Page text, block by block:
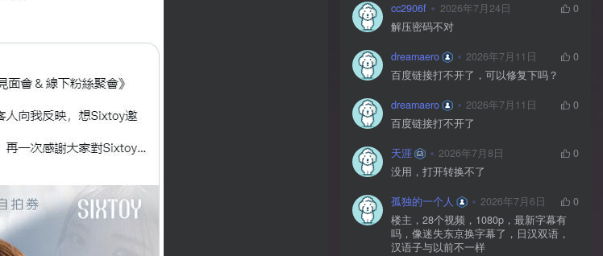
cc2906f 2026年7月24日
0
解压密码不对
dreamaero 2026年7月11日
0
百度链接打不开了，可以修复下吗？
dreamaero 2026年7月11日
0
百度链接打不开了
天涯 2026年7月8日
0
没用，打开转换不了
孤独的一个人 2026年7月6日
0
楼主，28个视频，1080p，最新字幕有
吗，像迷失东京换字幕了，日汉双语，
汉语子与以前不一样